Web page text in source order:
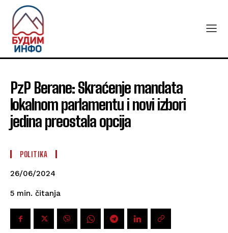
PzP Berane: Skraćenje mandata
lokalnom parlamentu i novi izbori
jedina preostala opcija
POLITIKA
26/06/2024
5 min. čitanja